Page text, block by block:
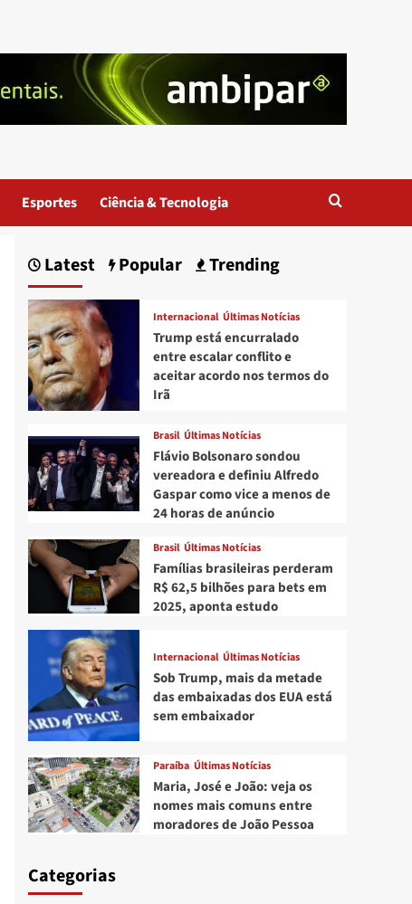
Esportes Ciência & Tecnologia
Latest Popular Trending
Internacional Últimas Notícias
Trump está encurralado
entre escalar conflito e
aceitar acordo nos termos do
Irã
Brasil Últimas Notícias
Flávio Bolsonaro sondou
vereadora e definiu Alfredo
Gaspar como vice a menos de
24 horas de anúncio
Brasil Últimas Notícias
Famílias brasileiras perderam
R$ 62,5 bilhões para bets em
2025, aponta estudo
Internacional Últimas Notícias
Sob Trump, mais da metade
das embaixadas dos EUA está
sem embaixador
Paraíba Últimas Notícias
Maria, José e João: veja os
nomes mais comuns entre
moradores de João Pessoa
Categorias